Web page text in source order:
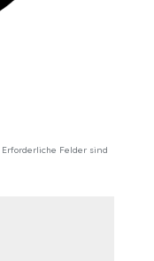
Erforderliche Felder sind